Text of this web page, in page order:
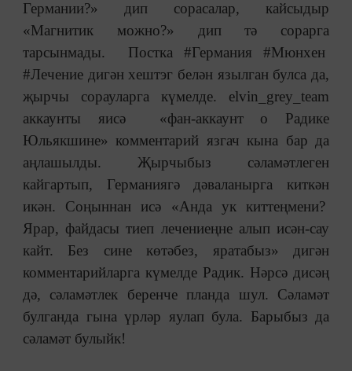
Германии?» дип сорасалар, кайсыдыр
«Магнитик можно?» дип тә сорарга
тарсынмады. Постка #Германия #Мюнхен
#Лечение дигән хештэг белән язылган булса да,
җырчы сорауларга күмелде. elvin_grey_team
аккаунты яисә «фан-аккаунт о Радике
Юльякшине» комментарий язгач кына бар да
аңлашылды. Җырчыбыз сәламәтлеген
кайгартып, Германиягә дәваланырга киткән
икән. Соңыннан исә «Анда ук киттеңмени?
Ярар, файдасы тиеп лечениеңне алып исән-сау
кайт. Без сине көтәбез, яратабыз» дигән
комментарийларга күмелде Радик. Нәрсә дисәң
дә, сәламәтлек беренче планда шул. Сәламәт
булганда гына үрләр яулап була. Барыбыз да
сәламәт булыйк!